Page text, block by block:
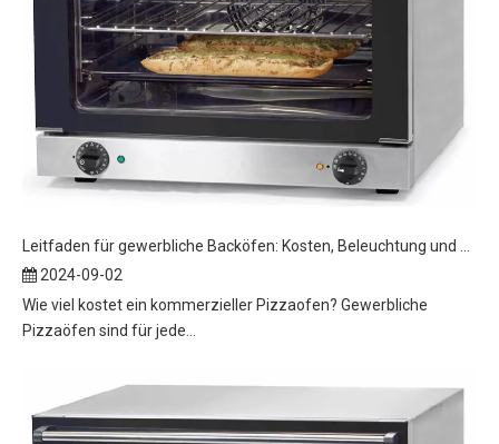
2024-09-02
Wie viel kostet ein kommerzieller Pizzaofen? Gewerbliche
Pizzaöfen sind für jede...